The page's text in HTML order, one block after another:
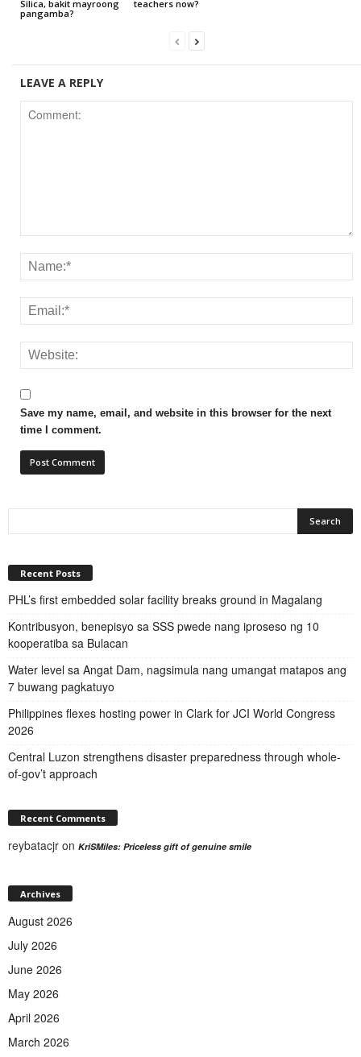
Silica, bakit mayroong
pangamba?
teachers now?
LEAVE A REPLY
Save my name, email, and website in this browser for the next
time I comment.
Recent Posts
PHL’s first embedded solar facility breaks ground in Magalang
Kontribusyon, benepisyo sa SSS pwede nang iproseso ng 10
kooperatiba sa Bulacan
Water level sa Angat Dam, nagsimula nang umangat matapos ang
7 buwang pagkatuyo
Philippines flexes hosting power in Clark for JCI World Congress
2026
Central Luzon strengthens disaster preparedness through whole-
of-gov’t approach
Recent Comments
reybatacjr on KriSMiles: Priceless gift of genuine smile
Archives
August 2026
July 2026
June 2026
May 2026
April 2026
March 2026